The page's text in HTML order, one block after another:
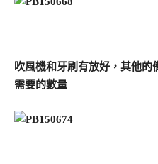
吹風機和牙刷有放好，其他
需要的數量